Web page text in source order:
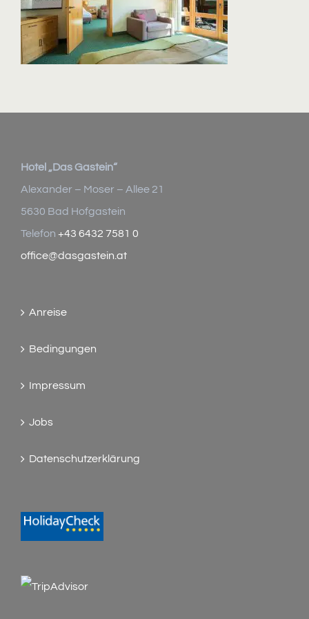
Hotel „Das Gastein“
Alexander – Moser – Allee 21
5630 Bad Hofgastein
Telefon +43 6432 7581 0
office@dasgastein.at
Anreise
Bedingungen
Impressum
Jobs
Datenschutzerklärung